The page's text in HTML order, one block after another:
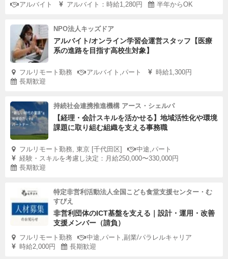
アルバイト
アルバイト：時給1,280円 半年からOK
NPO法人キッズドア
アルバイト/オンライン学習会運営スタッフ【医療
系の進路を目指す高校生対象】
フルリモート勤務 アルバイト,パート
時給1,300円
長期歓迎
持続社会連携推進機構 アース・シェルパ
【経理・会計スキルを活かせる】地域活性化や環境
課題に取り組む組織を支える事務職
フルリモート勤務, 東京 [千代田区]
中途,パート
経験・スキルを考慮し決定：月給250,000〜330,000円
長期歓迎
特定非営利活動法人全国こども食堂支援センター・む
すびえ
非営利団体のICT基盤を支える｜設計・運用・改善
支援メンバー（請負）
フルリモート勤務
中途,パート,副業/パラレルキャリア
時給2,000円
長期歓迎